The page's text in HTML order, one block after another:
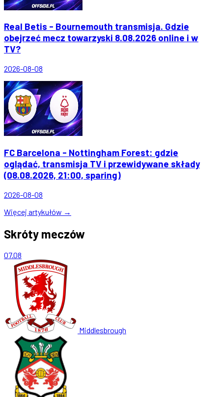
Real Betis - Bournemouth transmisja. Gdzie
obejrzeć mecz towarzyski 8.08.2026 online i w
TV?
2026-08-08
FC Barcelona - Nottingham Forest: gdzie
oglądać, transmisja TV i przewidywane składy
(08.08.2026, 21:00, sparing)
2026-08-08
Więcej artykułów →
Skróty meczów
07.08
Middlesbrough